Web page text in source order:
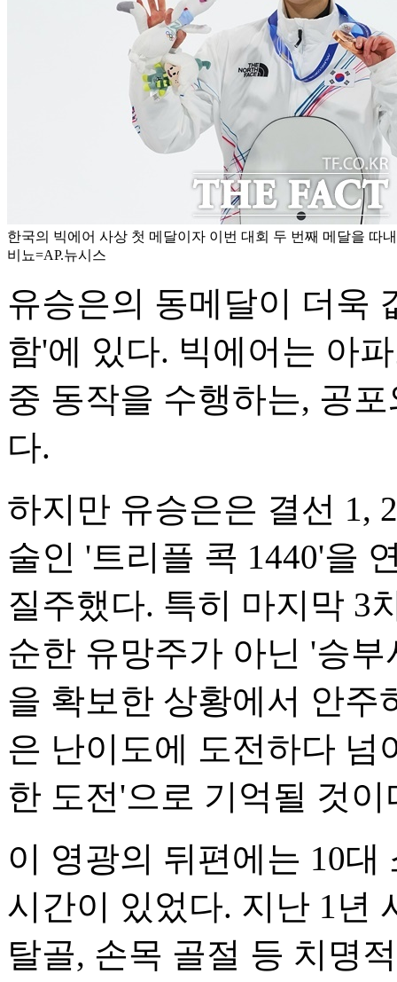
한국의 빅에어 사상 첫 메달이자 이번 대회 두 번째 메달을 따
비뇨=AP.뉴시스
유승은의 동메달이 더욱
함'에 있다. 빅에어는 아
중 동작을 수행하는, 공
다.
하지만 유승은은 결선 1,
술인 '트리플 콕 1440'을
질주했다. 특히 마지막 3
순한 유망주가 아닌 '승
을 확보한 상황에서 안주
은 난이도에 도전하다 넘
한 도전'으로 기억될 것이
이 영광의 뒤편에는 10
시간이 있었다. 지난 1년
탈골, 손목 골절 등 치명